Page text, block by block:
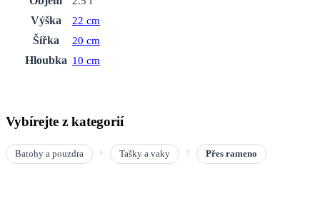
Výška
22 cm
Šířka
20 cm
Hloubka 10 cm
Vybírejte z kategorií
Batohy a pouzdra Tašky a vaky Přes rameno